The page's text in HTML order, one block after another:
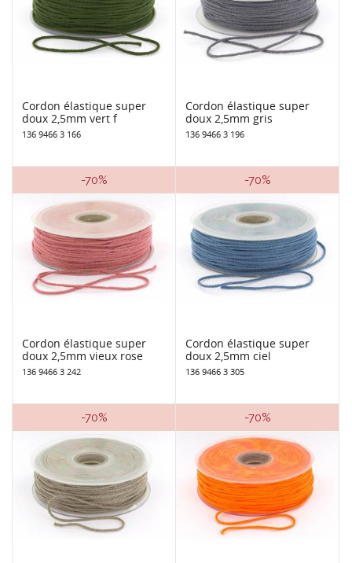
Cordon élastique super
doux 2,5mm vert f
136 9466 3 166
Cordon élastique super
doux 2,5mm gris
136 9466 3 196
-70%
Cordon élastique super
doux 2,5mm vieux rose
136 9466 3 242
-70%
Cordon élastique super
doux 2,5mm ciel
136 9466 3 305
-70% -70%